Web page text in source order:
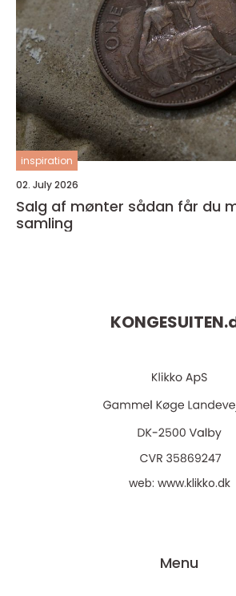
inspiration
02. July 2026
Salg af mønter sådan får du mest ud af din
samling
KONGESUITEN.
web: www.klikko.dk
Menu